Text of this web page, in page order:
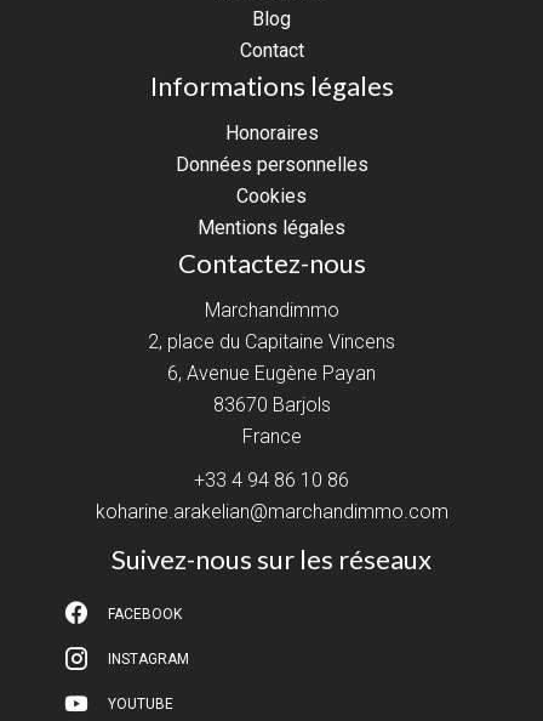
Blog
Contact
Informations légales
Honoraires
Données personnelles
Cookies
Mentions légales
Contactez-nous
Marchandimmo
2, place du Capitaine Vincens
6, Avenue Eugène Payan
83670 Barjols
France
+33 4 94 86 10 86
koharine.arakelian@marchandimmo.com
Suivez-nous sur les réseaux
FACEBOOK
INSTAGRAM
YOUTUBE